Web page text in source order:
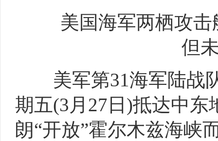
美国海军两栖攻击
但
美军第31海军陆战队
期五(3月27日)抵达中
朗“开放”霍尔木兹海峡